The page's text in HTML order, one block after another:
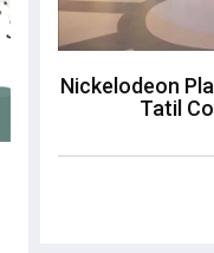
Nickelodeon
Tatil